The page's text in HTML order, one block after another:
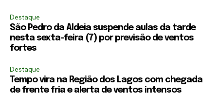
Destaque
São Pedro da Aldeia suspende aulas da tarde
nesta sexta-feira (7) por previsão de ventos
fortes
Destaque
Tempo vira na Região dos Lagos com chegada
de frente fria e alerta de ventos intensos